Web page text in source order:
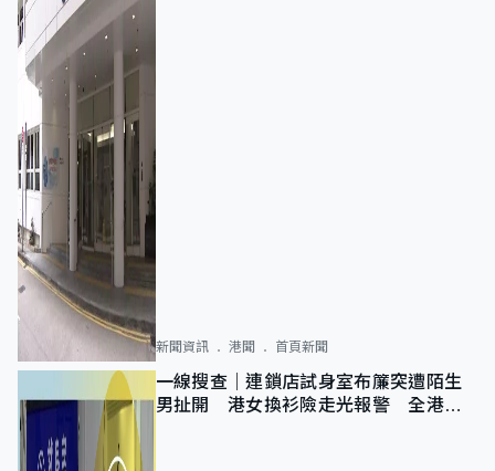
新聞資訊 港聞 首頁新聞
一線搜查｜連鎖店試身室布簾突遭陌生
男扯開 港女換衫險走光報警 全港分